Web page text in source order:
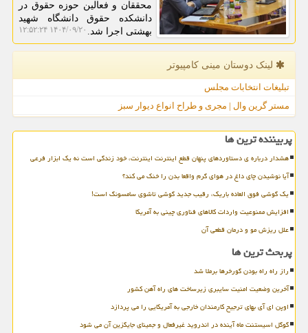
محققان و فعالین حوزه حقوق در
دانشکده حقوق دانشگاه شهید
بهشتی اجرا شد. ۱۴۰۴/۰۹/۲۰ ۱۲:۵۲:۲۴
لینک دوستان مینی كامپیوتر
تبلیغات انتخابات مجلس
مستر گرین وال | مجری و طراح انواع دیوار سبز
پربیننده ترین ها
هشدار درباره ی دستاوردهای پنهان قطع اینترنت اینترنت، خود زندگی است نه یک ابزار فرعی
آیا نوشیدن چای داغ در هوای گرم واقعا بدن را خنک می کند؟
یک گوشی فوق العاده باریک، رقیب جدید گوشی تاشوی سامسونگ است!
افزایش ممنوعیت واردات کالاهای فناوری چینی به آمریکا
علل ریزش مو و درمان قطعی آن
پربحث ترین ها
راز راه راه بودن گورخرها برملا شد
آخرین وضعیت امنیت سایبری زیرساخت های راه آهن کشور
اوپن ای آی بهای ترجیح کارمندان خارجی به آمریکایی را می پردازد
گوگل اسیستنت ماه آینده در اندروید غیرفعال و جمینای جایگزین آن می شود